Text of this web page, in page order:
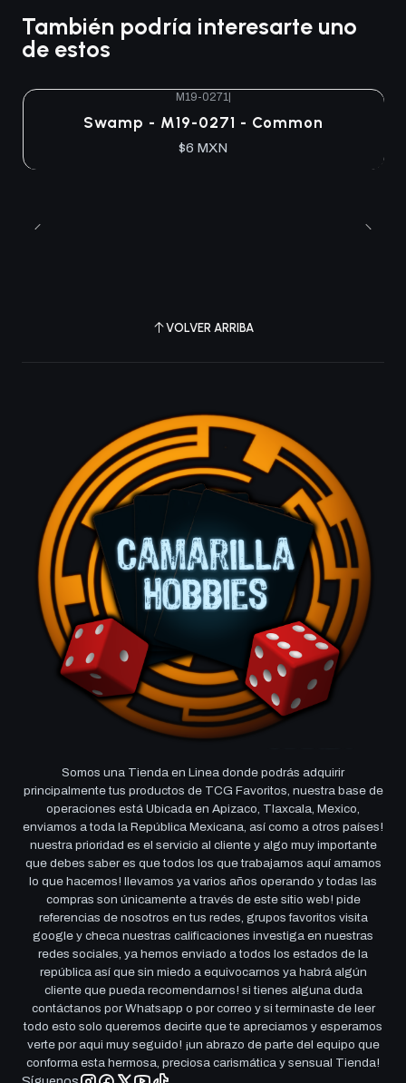
También podría interesarte uno
de estos
M19-0271|
Swamp - M19-0271 - Common
$6 MXN
VOLVER ARRIBA
Somos una Tienda en Linea donde podrás adquirir
principalmente tus productos de TCG Favoritos, nuestra base de
operaciones está Ubicada en Apizaco, Tlaxcala, Mexico,
enviamos a toda la República Mexicana, así como a otros países!
nuestra prioridad es el servicio al cliente y algo muy importante
que debes saber es que todos los que trabajamos aquí amamos
lo que hacemos! llevamos ya varios años operando y todas las
compras son únicamente a través de este sitio web! pide
referencias de nosotros en tus redes, grupos favoritos visita
google y checa nuestras calificaciones investiga en nuestras
redes sociales, ya hemos enviado a todos los estados de la
república así que sin miedo a equivocarnos ya habrá algún
cliente que pueda recomendarnos! si tienes alguna duda
contáctanos por Whatsapp o por correo y si terminaste de leer
todo esto solo queremos decirte que te apreciamos y esperamos
verte por aqui muy seguido! ¡un abrazo de parte del equipo que
conforma esta hermosa, preciosa carismática y sensual Tienda!